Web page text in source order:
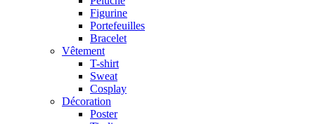
Figurine
Portefeuilles
Bracelet
Vêtement
T-shirt
Sweat
Cosplay
Décoration
Poster